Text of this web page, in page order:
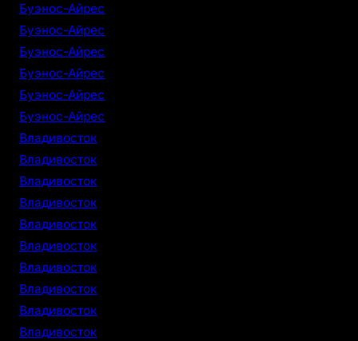
Буэнос-Айрес
Буэнос-Айрес
Буэнос-Айрес
Буэнос-Айрес
Буэнос-Айрес
Буэнос-Айрес
Владивосток
Владивосток
Владивосток
Владивосток
Владивосток
Владивосток
Владивосток
Владивосток
Владивосток
Владивосток